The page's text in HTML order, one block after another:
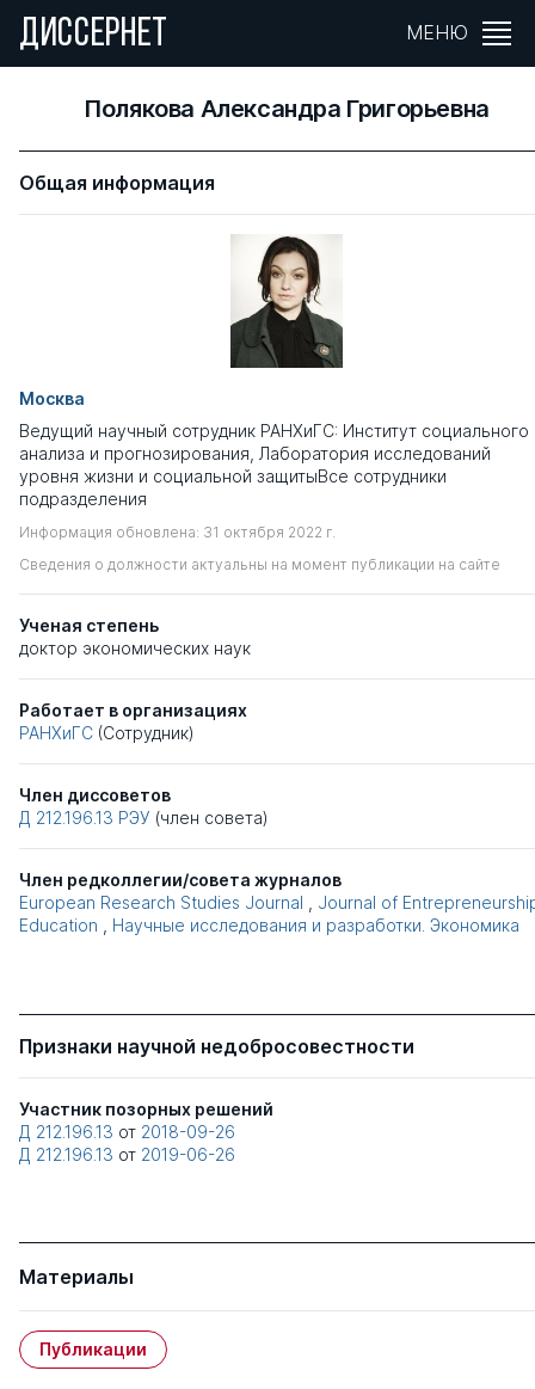
ДИССЕРНЕТ МЕНЮ
Полякова Александра Григорьевна
Общая информация
Москва
Ведущий научный сотрудник РАНХиГС: Институт социального
анализа и прогнозирования, Лаборатория исследований
уровня жизни и социальной защитыВсе сотрудники
подразделения
Информация обновлена: 31 октября 2022 г.
Сведения о должности актуальны на момент публикации на сайте
Ученая степень
доктор экономических наук
Работает в организациях
РАНХиГС (Сотрудник)
Член диссоветов
Д 212.196.13 РЭУ (член совета)
Член редколлегии/совета журналов
European Research Studies Journal
Journal of
Education
Научные исследования и разработки. Экономика
Признаки научной недобросовестности
Участник позорных решений
Д 212.196.13 от 2018-09-26
Д 212.196.13 от 2019-06-26
Материалы
Публикации